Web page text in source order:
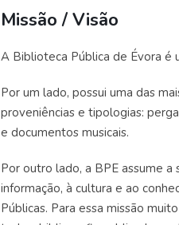
Missão / Visão
A Biblioteca Pública de Évora é
Por um lado, possui uma das
proveniências e tipologias:
e documentos musicais.
Por outro lado, a BPE assume
informação, à cultura e ao
Públicas. Para essa missão